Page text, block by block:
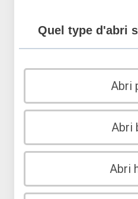
Quel type d'abri
Abri
Abri
Abri